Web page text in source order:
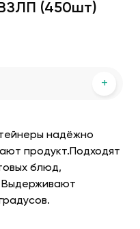
(450шт)
+
надёжно
продукт.Подходят
блюд,
Выдерживают